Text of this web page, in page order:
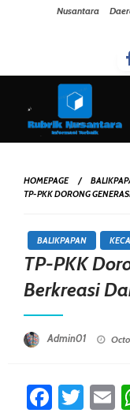
Nusantara
HOMEPAGE
TP-PKK DORONG
BALIKPAPAN
TP-PKK
Berkreasi
Admin01